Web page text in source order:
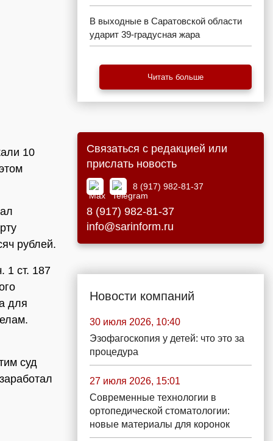
10
рублей.
1 ст. 187
для
суд
В выходные в Саратовской области
ударит 39-градусная жара
Читать больше
Связаться с редакцией или
прислать новость
8 (917) 982-81-37
8 (917) 982-81-37
info@sarinform.ru
Новости компаний
30 июля 2026, 10:40
Эзофагоскопия у детей: что это за
процедура
27 июля 2026, 15:01
Современные технологии в
ортопедической стоматологии:
новые материалы для коронок